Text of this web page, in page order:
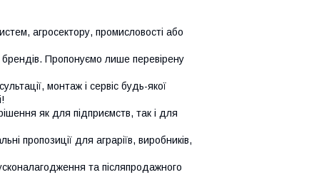
агросектору, промисловості або
Пропонуємо лише перевірену
монтаж і сервіс будь-якої
як для підприємств, так і для
пропозиції для аграріїв, виробників,
та післяпродажного